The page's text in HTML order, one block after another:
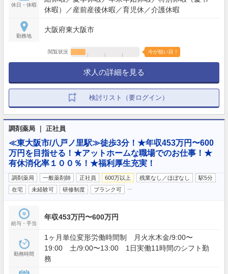
休日・休暇
休暇）／産前産後休暇／育児休／介護休暇
勤務地
大阪府東大阪市
閲覧状況 今が狙い目！
求人の詳細を見る
検討リスト（要ログイン）
調剤薬局 ｜ 正社員
≪東大阪市/八戸ノ里駅≫徒歩3分！★年収453万円〜600
万円を目指せる！★アットホームな職場でのお仕事！★
有休消化率１００％！★福利厚生充実！
調剤薬局 一般薬剤師 正社員 600万以上 残業なし／ほぼなし
駅5分
在宅
未経験可 研修制度 ブランク可
給与・手当
年収453万円〜600万円
勤務時間
1ヶ月単位変形労働時間制 月火水木金/9:00〜
19:00 土/9:00〜13:00 1日実働11時間のシフト勤
務